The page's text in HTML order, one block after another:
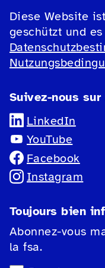
Diese Website
geschützt und
Suivez-nous sur
LinkedIn
YouTube
Facebook
Instagram
Toujours bien
Abonnez-vous
la fsa.